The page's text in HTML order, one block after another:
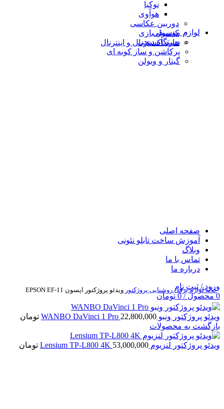
نوکیا
هوآوی
دوربین عکاسی
کنسول بازی
هارد اکسترنال و اینترنال
لوازم موسیقی
دستگاه دیجى
پرکاشن و ساز کوبه ای
گیتار و ویولن
صفحه اصلی
آموزش ساخت تابلو نئونی
وبلاگ
تماس با ما
درباره ما
ورود / ثبت نام
0 محصول /
0 تومان
خانهلوازم برقی روشنایی پروژكتور ویدئو پروژکتور اپسون EPSON EF-11
ویدئو پروژکتور ونبو WANBO DaVinci 1 Pro 22,800,000
تومان
بازگشت به محصولات
ویدئو پروژکتور لنزیوم Lensium TP-L800 4K 53,000,000 تومان